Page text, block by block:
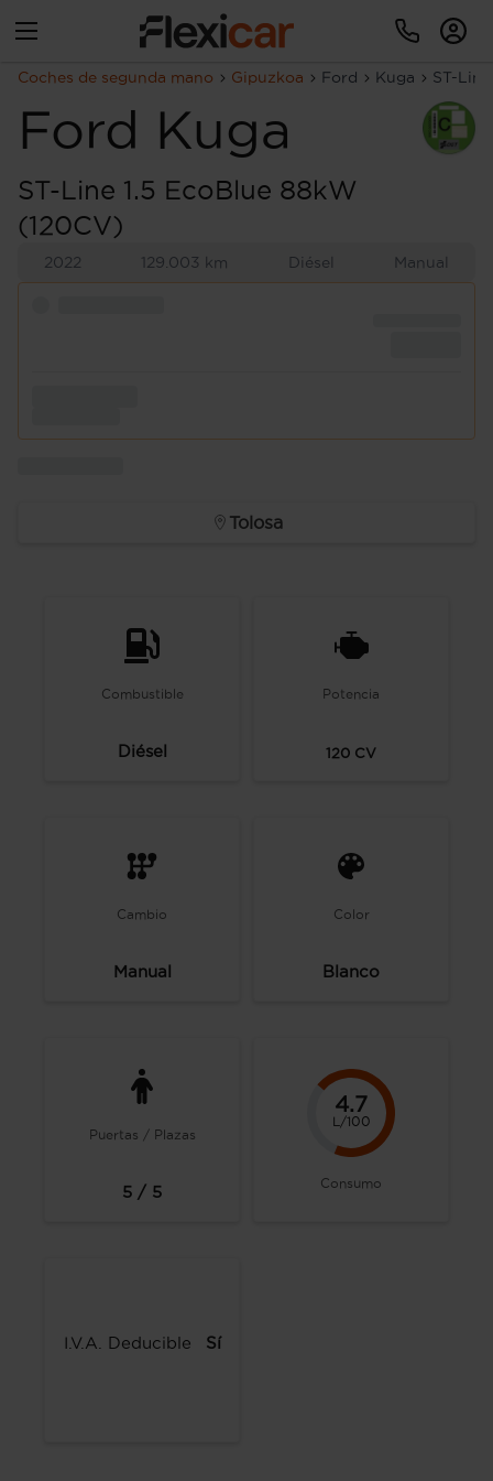
Coches de segunda mano Gipuzkoa Ford Kuga ST-
Ford Kuga
ST-Line 1.5 EcoBlue 88kW
(120CV)
2022 129.003 km Diésel Manual
Tolosa
Combustible
Diésel
Potencia
120 CV
Cambio
Manual
Color
Blanco
Puertas / Plazas
5 / 5
4.7
L/100
Consumo
I.V.A. Deducible Sí